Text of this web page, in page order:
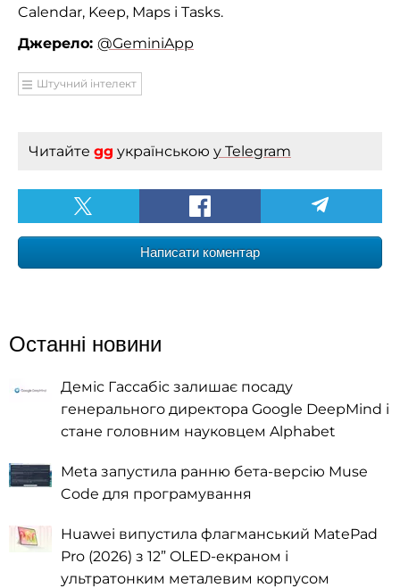
Calendar, Keep, Maps і Tasks.
Джерело: @GeminiApp
Штучний інтелект
Читайте gg українською у Telegram
Написати коментар
Останні новини
Деміс Гассабіс залишає посаду
генерального директора Google DeepMind і
стане головним науковцем Alphabet
Meta запустила ранню бета-версію Muse
Code для програмування
Huawei випустила флагманський MatePad
Pro (2026) з 12” OLED-екраном і
ультратонким металевим корпусом